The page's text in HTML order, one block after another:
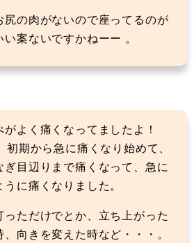
尻の肉がないので座ってるのが
案ないですかねーー 。
よく痛くなってましたよ！
初期から急に痛くなり始めて、
目辺りまで痛くなって、急に
に痛くなりました。
っただけでとか、立ち上がった
向きを変えた時など・・・。